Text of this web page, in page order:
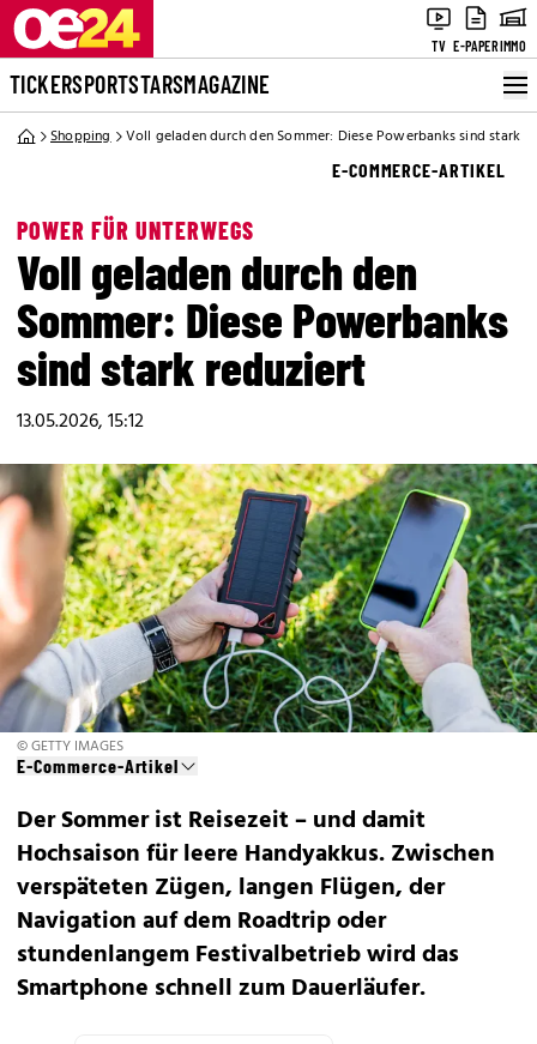
TV E-PAPERIMMO
TICKERSPORTSTARSMAGAZINE
Shopping Voll geladen durch den Sommer: Diese Powerbanks sind stark
E-COMMERCE-ARTIKEL
POWER FÜR UNTERWEGS
Voll geladen durch den
Sommer: Diese Powerbanks
sind stark reduziert
13.05.2026, 15:12
© GETTY IMAGES
E-Commerce-Artikel
Der Sommer ist Reisezeit – und damit
Hochsaison für leere Handyakkus. Zwischen
verspäteten Zügen, langen Flügen, der
Navigation auf dem Roadtrip oder
stundenlangem Festivalbetrieb wird das
Smartphone schnell zum Dauerläufer.